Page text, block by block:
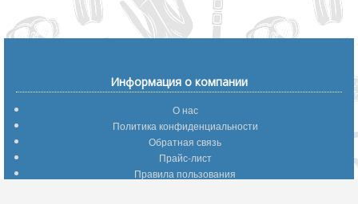
Информация о компании
О нас
Политика конфиденциальности
Обратная связь
Прайс-лист
Правила пользования